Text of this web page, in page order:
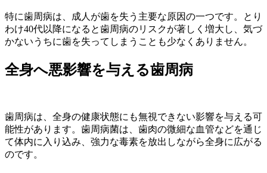
特に歯周病は、成人が歯を失う主要な原因の一つです。とり
わけ40代以降になると歯周病のリスクが著しく増大し、気づ
かないうちに歯を失ってしまうことも少なくありません。
全身へ悪影響を与える歯周病
歯周病は、全身の健康状態にも無視できない影響を与える可
能性があります。歯周病菌は、歯肉の微細な血管などを通じ
て体内に入り込み、強力な毒素を放出しながら全身に広がる
のです。